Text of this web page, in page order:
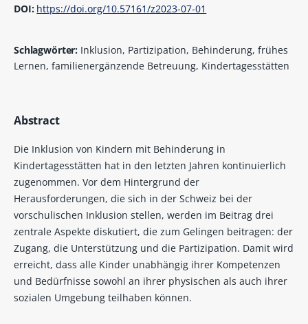
DOI: https://doi.org/10.57161/z2023-07-01
Schlagwörter: Inklusion, Partizipation, Behinderung, frühes
Lernen, familienergänzende Betreuung, Kindertagesstätten
Abstract
Die Inklusion von Kindern mit Behinderung in
Kindertagesstätten hat in den letzten Jahren kontinuierlich
zugenommen. Vor dem Hintergrund der
Herausforderungen, die sich in der Schweiz bei der
vorschulischen Inklusion stellen, werden im Beitrag drei
zentrale Aspekte diskutiert, die zum Gelingen beitragen: der
Zugang, die Unterstützung und die Partizipation. Damit wird
erreicht, dass alle Kinder unabhängig ihrer Kompetenzen
und Bedürfnisse sowohl an ihrer physischen als auch ihrer
sozialen Umgebung teilhaben können.